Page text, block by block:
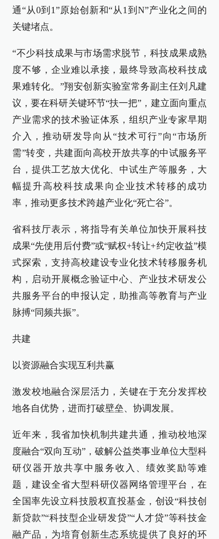
通“从0到1”原始创新和“从1到N”产业化之间的
关键堵点。
“不少科技成果与市场需求脱节，科技成果成熟
度不够，企业难以承接，最终导致高校科技成
果难转化。”翔安创新实验室常务副主任刘凡建
议，要在科研关键环节“扶一把”，建立面向重点
产业需求的技术验证体系，组织产业专家早期
介入，推动研发导向从“技术可行”向“市场所
需”转变，共建面向高校开放共享的中试服务平
台，提供工艺放大优化、中试生产等服务，大
幅提升高校科技成果向企业技术转移的成功
率，推动更多技术跨越产业化“死亡谷”。
省科技厅表示，将指导有关单位加快开展科技
成果“先使用后付费”或“赋权+转让+约定收益”模
式探索，支持高校建设专业化技术转移服务机
构，启动开展概念验证中心、产业技术研发公
共服务平台的申报认定，助推高等教育与产业
脉搏“同频共振”。
共建
以资源融合实现互利共赢
激发校地融合深层活力，关键在于充分发挥校
地各自优势，进而打破壁垒、协调发展。
近年来，我省加快机制共建共通，推动校地深
度融合“双向互动”，破解公益类事业单位大型科
研仪器开放共享中服务收入、绩效奖励等难
题，建设全省大型科研仪器网络管理平台，在
全国率先设立科技股权直投基金，创设“科技创
新贷款”“科技型企业研发贷”“人才贷”等科技金
融产品，为培育创新生态系统提供了良好的环